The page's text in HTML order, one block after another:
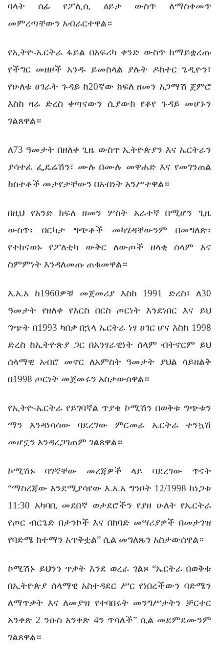
ባላት ሰፊ የፖሊሲ ዕይታ ውስጥ ለማስቀመጥ
መምረጣቸውን አብራርተዋል።
የኢትዮ-ኤርትራ ፋይል በአፍሪካ ቀንድ ውስጥ ከማይቋረጡ
የችግር መዘዞች አንዱ ይመስላል ያሉት ዶክተር ጌዲዮን፣
የሁለቱ ሀገራት ጉዳይ ከ20ኛው ክፍለ ዘመን አጋማሽ ጀምሮ
እስከ ዛሬ ድረስ ቀጣናውን ሲያውክ የቆየ ጉዳይ መሆኑን
ገልጸዋል።
ለ73 ዓመታት በዘለቀ ጊዜ ውስጥ ኢትዮጵያን እና ኤርትራን
ያሳተፈ ፌዴሬሽን፣ ሙሉ በሙሉ መዋሐድ እና የመገንጠል
ክስተቶች መታየታቸውን በአብነት አንሥተዋል።
በዚህ የአንድ ክፍለ ዘመን ሦስት አራተኛ በሚሆን ጊዜ
ውስጥ፣ በርካታ ግጭቶች መካሄዳቸውንም በመግለጽ፣
የተከናወኑ የፖለቲካ ውቅር ለውጦች ዘላቂ ሰላም እና
ስምምነት እንዳለመጡ ጠቁመዋል።
እ.አ.አ ከ1960ዎቹ መጀመሪያ እስከ 1991 ድረስ፣ ለ30
ዓመታት የዘለቀ የእርስ በርስ ጦርነት እንደነበር እና ይህ
ግጭት በ1993 ካበቃ በኋላ ኤርትራ ነፃ ሀገር ሆና እስከ 1998
ድረስ ከኢትዮጵያ ጋር በአንፃራዊነት ሰላም ብትኖርም ይህ
ሰላማዊ አብሮ መኖር ለአምስት ዓመታት ያህል ሳይዘልቅ
በ1998 ጦርነት መጀመሩን አስታውሰዋል።
የኢትዮ-ኤርትራ የይገባኛል ጥያቄ ኮሚሽን በወቅቱ ግጭቱን
ማን እንዳነሳሳው ባደረገው ምርመራ ኤርትራ ተንኳሽ
መሆኗን እንዳረጋገጠም ገልጸዋል።
ኮሚሽኑ ባገኛቸው መረጃዎች ላይ ባደረገው ጥናት
“ማስረጃው እንደሚያሳየው እ.አ.አ ግንቦት 12/1998 ከነጋቱ
11:30 አካባቢ መደበኛ ወታደሮችን የያዘ ሁለት የኤርትራ
የጦር ብርጌድ በታንኮች እና በከባድ መሣሪያዎች በመታገዝ
የባድሜ ከተማን አጥቅቷል” ሲል መግለጹን አስታውሰዋል።
ኮሚሽኑ ይህንን ጥቃት እንደ ወረራ ገልጾ “ኤርትራ በወቅቱ
በኢትዮጵያ ሰላማዊ አስተዳደር ሥር የነበረችውን ባድሜን
ለማጥቃት እና ለመያዝ የተባበሩት መንግሥታትን ቻርተር
አንቀጽ 2 ንዑስ አንቀጽ 4ን ጥሳለች” ሲል መደምደሙንም
ገልጸዋል።